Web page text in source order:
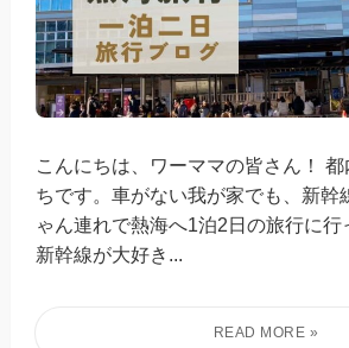
こんにちは、ワーママの皆さん！ 都
ちです。車がない我が家でも、新幹
ゃん連れで熱海へ1泊2日の旅行に行
新幹線が大好き...